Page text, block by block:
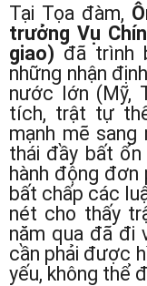
Tại Tọa đàm,
trưởng Vụ
giao) đã trình
những nhận
nước lớn (Mỹ,
tích, trật tự
mạnh mẽ
thái đầy bất
hành động
bất chấp các
nét cho thấy
năm qua đã đi
cần phải được
yếu, không thể